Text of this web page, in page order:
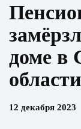
доме в
области
12 декабря 2023